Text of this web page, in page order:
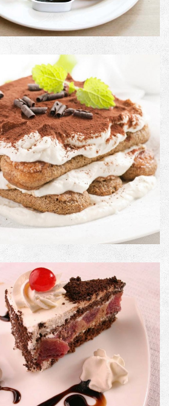
CODE
Image with Lightbox
PRODUCT #5
with an external link